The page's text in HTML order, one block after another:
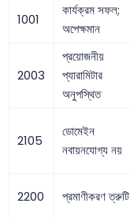
1001
কার্যক্রম সফল;
অপেক্ষমান
2003
প্রয়োজনীয়
প্যারামিটার
অনুপস্থিত
2105
ডোমেইন
নবায়নযোগ্য নয়
2200 প্রমাণীকরণ ত্রুটি